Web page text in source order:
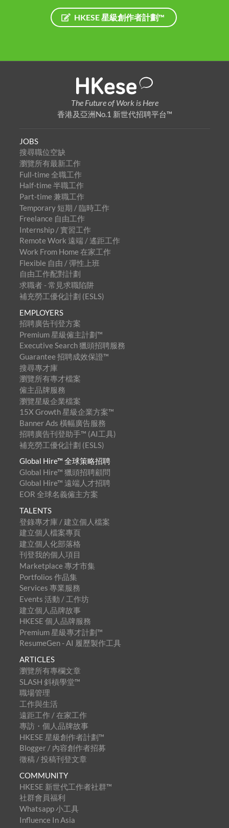
HKESE 星級創作者計劃™
The Future of Work is Here
香港及亞洲No.1 新世代招聘平台™
JOBS
搜尋職位空缺
瀏覽所有最新工作
Full-time 全職工作
Half-time 半職工作
Part-time 兼職工作
Temporary 短期 / 臨時工作
Freelance 自由工作
Internship / 實習工作
Remote Work 遠端 / 遙距工作
Work From Home 在家工作
Flexible 自由 / 彈性上班
自由工作配對計劃
求職者 - 常見求職陷阱
補充勞工優化計劃 (ESLS)
EMPLOYERS
招聘廣告刊登方案
Premium 星級僱主計劃™
Executive Search 獵頭招聘服務
Guarantee 招聘成效保證™
搜尋專才庫
瀏覽所有專才檔案
僱主品牌服務
瀏覽星級企業檔案
15X Growth 星級企業方案™
Banner Ads 橫幅廣告服務
招聘廣告刊登助手™ (AI工具)
補充勞工優化計劃 (ESLS)
Global Hire™ 全球策略招聘
Global Hire™ 獵頭招聘顧問
Global Hire™ 遠端人才招聘
EOR 全球名義僱主方案
TALENTS
登錄專才庫 / 建立個人檔案
建立個人檔案專頁
建立個人化部落格
刊登我的個人項目
Marketplace 專才市集
Portfolios 作品集
Services 專業服務
Events 活動 / 工作坊
建立個人品牌故事
HKESE 個人品牌服務
Premium 星級專才計劃™
ResumeGen - AI 履歷製作工具
ARTICLES
瀏覽所有專欄文章
SLASH 斜槓學堂™
職場管理
工作與生活
遠距工作 / 在家工作
專訪・個人品牌故事
HKESE 星級創作者計劃™
Blogger / 內容創作者招募
徵稿 / 投稿刊登文章
COMMUNITY
HKESE 新世代工作者社群™
社群會員福利
Whatsapp 小工具
Influence In Asia